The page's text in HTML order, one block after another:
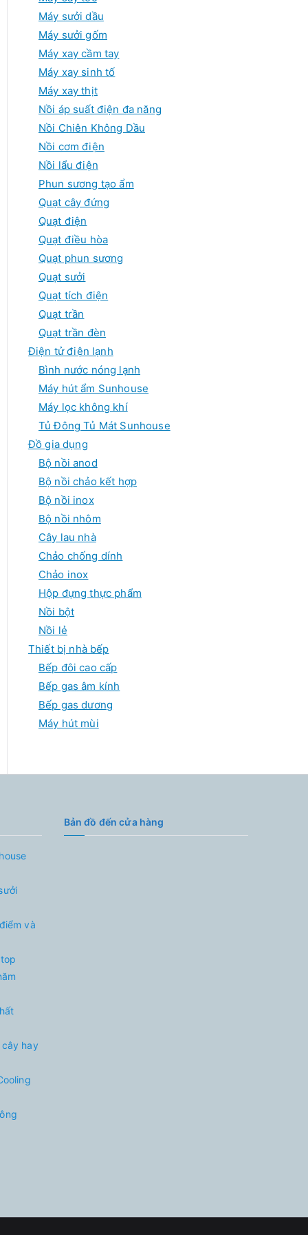
Máy sưởi dầu
Máy sưởi gốm
Máy xay cầm tay
Máy xay sinh tố
Máy xay thịt
Nồi áp suất điện đa năng
Nồi Chiên Không Dầu
Nồi cơm điện
Nồi lẩu điện
Phun sương tạo ẩm
Quạt cây đứng
Quạt điện
Quạt điều hòa
Quạt phun sương
Quạt sưởi
Quạt tích điện
Quạt trần
Quạt trần đèn
Điện tử điện lạnh
Bình nước nóng lạnh
Máy hút ẩm Sunhouse
Máy lọc không khí
Tủ Đông Tủ Mát Sunhouse
Đồ gia dụng
Bộ nồi anod
Bộ nồi chảo kết hợp
Bộ nồi inox
Bộ nồi nhôm
Cây lau nhà
Chảo chống dính
Chảo inox
Hộp đựng thực phẩm
Nồi bột
Nồi lẻ
Thiết bị nhà bếp
Bếp đôi cao cấp
Bếp gas âm kính
Bếp gas dương
Máy hút mùi
và
hay
Bản đồ đến cửa hàng